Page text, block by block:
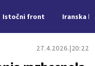
Istočni front Iranska
27.4.2026. 20:22